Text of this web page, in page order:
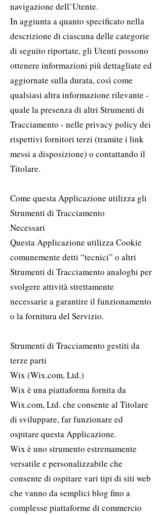
navigazione dell’Utente.
In aggiunta a quanto specificato nella
descrizione di ciascuna delle categorie
di seguito riportate, gli Utenti possono
ottenere informazioni più dettagliate ed
aggiornate sulla durata, così come
qualsiasi altra informazione rilevante -
quale la presenza di altri Strumenti di
Tracciamento - nelle privacy policy dei
rispettivi fornitori terzi (tramite i link
messi a disposizione) o contattando il
Titolare.
Come questa Applicazione utilizza gli
Strumenti di Tracciamento
Necessari
Questa Applicazione utilizza Cookie
comunemente detti “tecnici” o altri
Strumenti di Tracciamento analoghi per
svolgere attività strettamente
necessarie a garantire il funzionamento
o la fornitura del Servizio.
Strumenti di Tracciamento gestiti da
terze parti
Wix (Wix.com, Ltd.)
Wix è una piattaforma fornita da
Wix.com, Ltd. che consente al Titolare
di sviluppare, far funzionare ed
ospitare questa Applicazione.
Wix è uno strumento estremamente
versatile e personalizzabile che
consente di ospitare vari tipi di siti web
che vanno da semplici blog fino a
complesse piattaforme di commercio